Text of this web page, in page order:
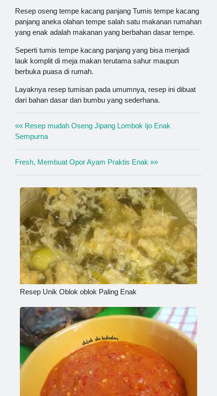
Resep oseng tempe kacang panjang Tumis tempe kacang
panjang aneka olahan tempe salah satu makanan rumahan
yang enak adalah makanan yang berbahan dasar tempe.
Seperti tumis tempe kacang panjang yang bisa menjadi
lauk komplit di meja makan terutama sahur maupun
berbuka puasa di rumah.
Layaknya resep tumisan pada umumnya, resep ini dibuat
dari bahan dasar dan bumbu yang sederhana.
«« Resep mudah Oseng Jipang Lombok Ijo Enak
Sempurna
Fresh, Membuat Opor Ayam Praktis Enak »»
Resep Unik Oblok oblok Paling Enak